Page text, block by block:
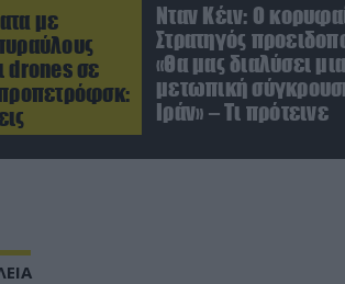
με
drones σε
Νταν Κέιν: Ο
Στρατηγός
«Θα μας διαλύσει
μετωπική
Ιράν» – Τι πρότεινε